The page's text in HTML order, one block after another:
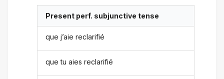
Present perf. subjunctive tense
que j’aie reclarifié
que tu aies reclarifié